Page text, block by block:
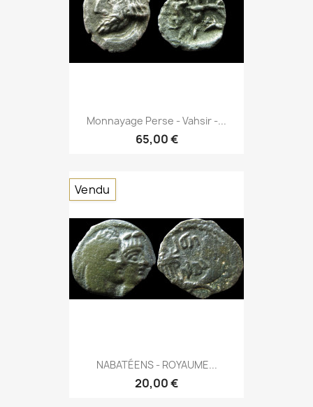
Monnayage Perse - Vahsir -...
65,00 €
NABATÉENS - ROYAUME...
20,00 €
Vendu